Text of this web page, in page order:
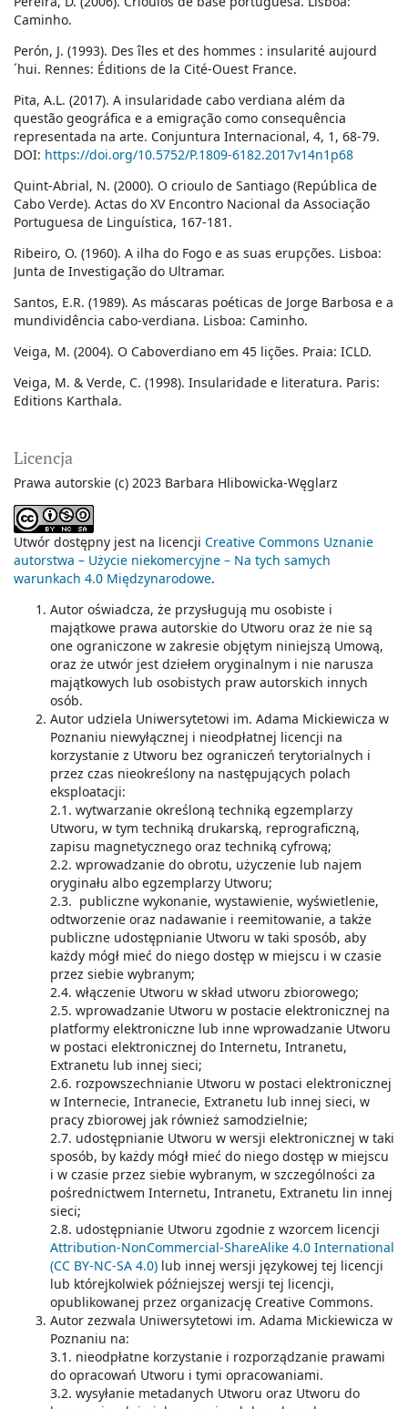
Caminho.
Perón, J. (1993). Des îles et des hommes : insularité aujourd
´hui. Rennes: Éditions de la Cité-Ouest France.
Pita, A.L. (2017). A insularidade cabo verdiana além da
questão geográfica e a emigração como consequência
representada na arte. Conjuntura Internacional, 4, 1, 68-79.
DOI: https://doi.org/10.5752/P.1809-6182.2017v14n1p68
Quint-Abrial, N. (2000). O crioulo de Santiago (República de
Cabo Verde). Actas do XV Encontro Nacional da Associação
Portuguesa de Linguística, 167-181.
Ribeiro, O. (1960). A ilha do Fogo e as suas erupções. Lisboa:
Junta de Investigação do Ultramar.
Santos, E.R. (1989). As máscaras poéticas de Jorge Barbosa e a
mundividência cabo-verdiana. Lisboa: Caminho.
Veiga, M. (2004). O Caboverdiano em 45 lições. Praia: ICLD.
Veiga, M. & Verde, C. (1998). Insularidade e literatura. Paris:
Editions Karthala.
Licencja
Prawa autorskie (c) 2023 Barbara Hlibowicka-Węglarz
Utwór dostępny jest na licencji Creative Commons Uznanie
autorstwa – Użycie niekomercyjne – Na tych samych
warunkach 4.0 Międzynarodowe.
Autor oświadcza, że przysługują mu osobiste i
majątkowe prawa autorskie do Utworu oraz że nie są
one ograniczone w zakresie objętym niniejszą Umową,
oraz że utwór jest dziełem oryginalnym i nie narusza
majątkowych lub osobistych praw autorskich innych
osób.
Autor udziela Uniwersytetowi im. Adama Mickiewicza w
Poznaniu niewyłącznej i nieodpłatnej licencji na
korzystanie z Utworu bez ograniczeń terytorialnych i
przez czas nieokreślony na następujących polach
eksploatacji:
2.1. wytwarzanie określoną techniką egzemplarzy
Utworu, w tym techniką drukarską, reprograficzną,
zapisu magnetycznego oraz techniką cyfrową;
2.2. wprowadzanie do obrotu, użyczenie lub najem
oryginału albo egzemplarzy Utworu;
2.3. publiczne wykonanie, wystawienie, wyświetlenie,
odtworzenie oraz nadawanie i reemitowanie, a także
publiczne udostępnianie Utworu w taki sposób, aby
każdy mógł mieć do niego dostęp w miejscu i w czasie
przez siebie wybranym;
2.4. włączenie Utworu w skład utworu zbiorowego;
2.5. wprowadzanie Utworu w postacie elektronicznej na
platformy elektroniczne lub inne wprowadzanie Utworu
w postaci elektronicznej do Internetu, Intranetu,
Extranetu lub innej sieci;
2.6. rozpowszechnianie Utworu w postaci elektronicznej
w Internecie, Intranecie, Extranetu lub innej sieci, w
pracy zbiorowej jak również samodzielnie;
2.7. udostępnianie Utworu w wersji elektronicznej w taki
sposób, by każdy mógł mieć do niego dostęp w miejscu
i w czasie przez siebie wybranym, w szczególności za
pośrednictwem Internetu, Intranetu, Extranetu lin innej
sieci;
2.8. udostępnianie Utworu zgodnie z wzorcem licencji
Attribution-NonCommercial-ShareAlike 4.0 International
(CC BY-NC-SA 4.0) lub innej wersji językowej tej licencji
lub którejkolwiek późniejszej wersji tej licencji,
opublikowanej przez organizację Creative Commons.
Autor zezwala Uniwersytetowi im. Adama Mickiewicza w
Poznaniu na:
3.1. nieodpłatne korzystanie i rozporządzanie prawami
do opracowań Utworu i tymi opracowaniami.
3.2. wysyłanie metadanych Utworu oraz Utworu do